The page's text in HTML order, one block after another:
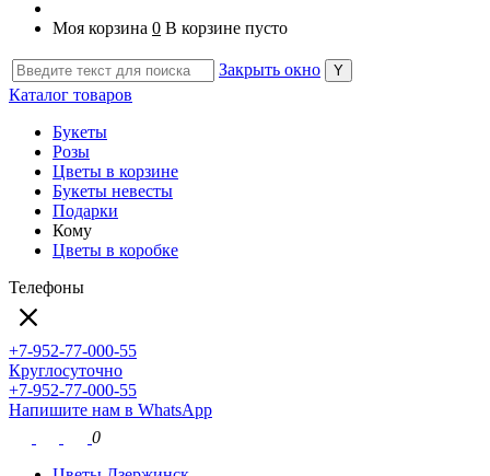
Моя корзина 0 В корзине пусто
Закрыть окно
Каталог товаров
Букеты
Розы
Цветы в корзине
Букеты невесты
Подарки
Кому
Цветы в коробке
Телефоны
+7-952-77-000-55
Круглосуточно
+7-952-77-000-55
Напишите нам в WhatsApp
0